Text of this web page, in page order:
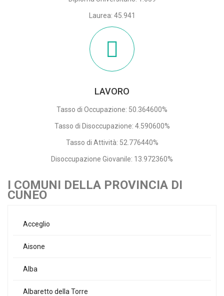
Laurea: 45.941
LAVORO
Tasso di Occupazione: 50.364600%
Tasso di Disoccupazione: 4.590600%
Tasso di Attività: 52.776440%
Disoccupazione Giovanile: 13.972360%
I COMUNI DELLA PROVINCIA DI
CUNEO
Acceglio
Aisone
Alba
Albaretto della Torre